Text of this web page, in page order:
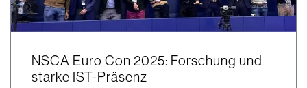
NSCA Euro Con 2025: Forschung und
starke IST-Präsenz